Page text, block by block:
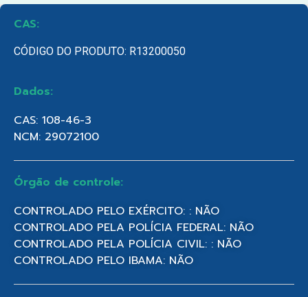
CAS:
CÓDIGO DO PRODUTO: R13200050
Dados:
CAS: 108-46-3
NCM: 29072100
Órgão de controle:
CONTROLADO PELO EXÉRCITO: : NÃO
CONTROLADO PELA POLÍCIA FEDERAL: NÃO
CONTROLADO PELA POLÍCIA CIVIL: : NÃO
CONTROLADO PELO IBAMA: NÃO